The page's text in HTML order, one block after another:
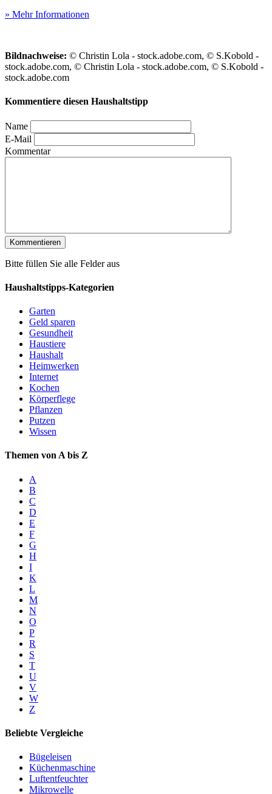
» Mehr Informationen
Bildnachweise: © Christin Lola - stock.adobe.com, © S.Kobold -
stock.adobe.com, © Christin Lola - stock.adobe.com, © S.Kobold -
stock.adobe.com
Kommentiere diesen Haushaltstipp
Name
E-Mail
Kommentar
Bitte füllen Sie alle Felder aus
Haushaltstipps-Kategorien
Garten
Geld sparen
Gesundheit
Haustiere
Haushalt
Heimwerken
Internet
Kochen
Körperflege
Pflanzen
Putzen
Wissen
Themen von A bis Z
A
B
C
D
E
F
G
H
I
K
L
M
N
O
P
R
S
T
U
V
W
Z
Beliebte Vergleiche
Bügeleisen
Küchenmaschine
Luftentfeuchter
Mikrowelle